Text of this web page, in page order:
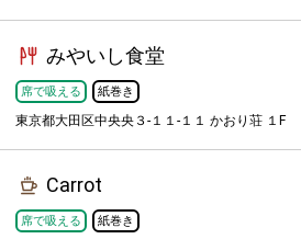
みやいし食堂
席で吸える 紙巻き
東京都大田区中央央３-１１-１１ かおり荘 １F
Carrot
席で吸える 紙巻き